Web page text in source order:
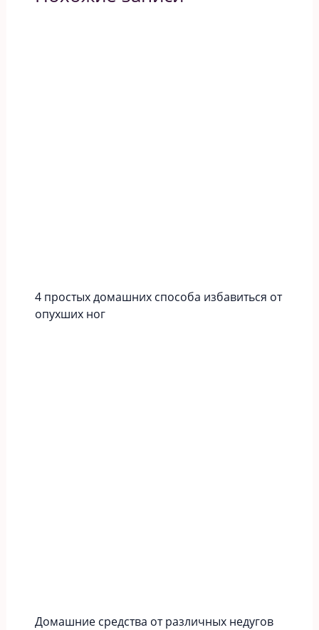
4 простых домашних способа избавиться от
опухших ног
Домашние средства от различных недугов